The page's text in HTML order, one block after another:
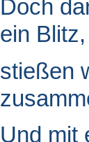
Doch
ein Blitz,
stießen
Und mit